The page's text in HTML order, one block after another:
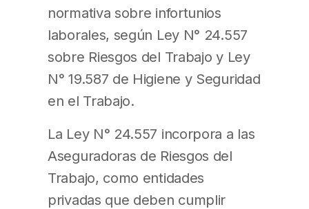
normativa sobre infortunios
laborales, según Ley N° 24.557
sobre Riesgos del Trabajo y Ley
N° 19.587 de Higiene y Seguridad
en el Trabajo.
La Ley N° 24.557 incorpora a las
Aseguradoras de Riesgos del
Trabajo, como entidades
privadas que deben cumplir